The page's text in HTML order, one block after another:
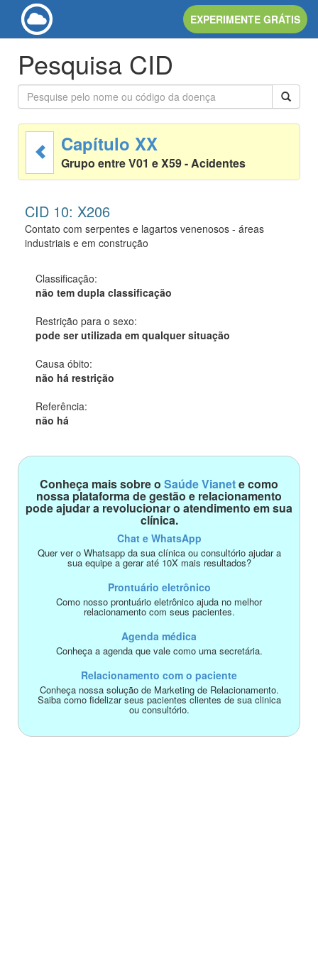
EXPERIMENTE GRÁTIS
Pesquisa CID
Capítulo XX
Grupo entre V01 e X59 - Acidentes
CID 10: X206
Contato com serpentes e lagartos venenosos - áreas
industriais e em construção
Classificação:
não tem dupla classificação
Restrição para o sexo:
pode ser utilizada em qualquer situação
Causa óbito:
não há restrição
Referência:
não há
Conheça mais sobre o Saúde Vianete como
nossa plataforma de gestão e relacionamento
pode ajudar a revolucionar o atendimento em sua
clínica.
Chat e WhatsApp
Quer ver o Whatsapp da sua clínica ou consultório ajudar a
sua equipe a gerar até 10X mais resultados?
Prontuário eletrônico
Como nosso prontuário eletrônico ajuda no melhor
relacionamento com seus pacientes.
Agenda médica
Conheça a agenda que vale como uma secretária.
Relacionamento com o paciente
Conheça nossa solução de Marketing de Relacionamento.
Saiba como fidelizar seus pacientes clientes de sua clinica
ou consultório.